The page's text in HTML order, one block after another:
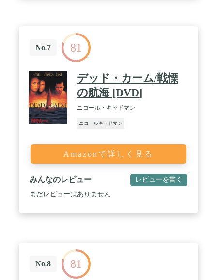
No.7 81
デッド・カーム/戦慄
の航海 [DVD]
ニコール・キッドマン
ニコールキッドマン
Amazonで詳しく見る
みんなのレビュー レビューを書く
まだレビューはありません
No.8 81